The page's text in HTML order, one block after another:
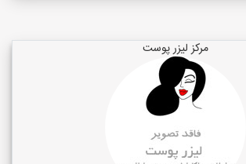
مرکز لیزر پوست